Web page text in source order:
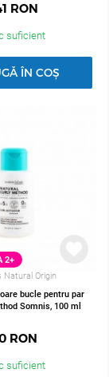
RON
suficient
ÎN COȘ
2+
Natural Origin
bucle pentru par
Somnis, 100 ml
RON
suficient